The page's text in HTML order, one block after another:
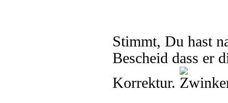
Stimmt, Du hast
Bescheid dass er
Korrektur.